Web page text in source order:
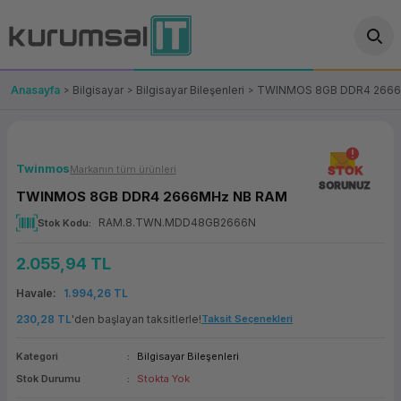
Geri Dön
Geri Dön
OT/VT Ürünleri
Fiş Yazıcı
(Firewall)
Geri Dön
Makinesi
Geri Dön
Çözümleri
Geri Dön
Geri Dön
Yedekleme
Geri Dön
Ürünler
Anasayfa Bilgisayar Bilgisayar Bileşenleri TWINMOS 8GB DDR4
STOK
SORUNUZ
TwinmosMarkanın tüm ürünleri
TWINMOS 8GB DDR4 2666MHz NB RAM
Stok Kodu RAM.8.TWN.MDD48GB2666N
2.055,94 TL
Havale
1.994,26 TL
230,28 TL'den başlayan taksitlerle!Taksit Seçenekleri
Kategori
Bilgisayar Bileşenleri
Stok Durumu
Stokta Yok